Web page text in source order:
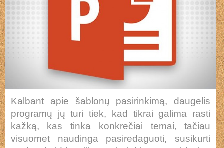
Kalbant apie šablonų pasirinkimą, daugelis
programų jų turi tiek, kad tikrai galima rasti
kažką, kas tinka konkrečiai temai, tačiau
visuomet naudinga pasiredaguoti, susikurti